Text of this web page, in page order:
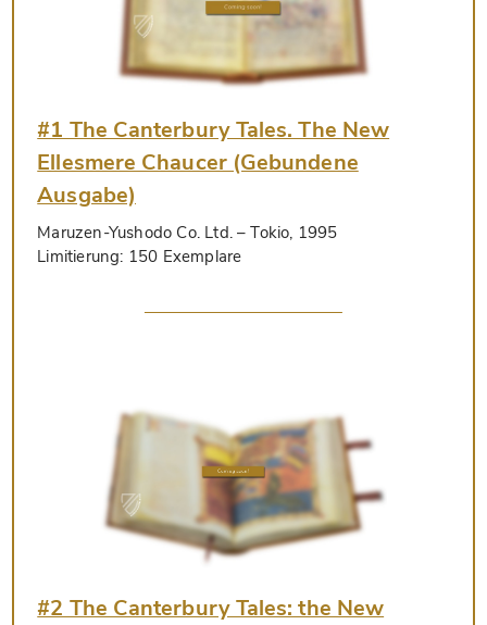
#1 The Canterbury Tales. The New
Ellesmere Chaucer (Gebundene
Ausgabe)
Maruzen-Yushodo Co. Ltd.– Tokio, 1995
Limitierung: 150 Exemplare
#2 The Canterbury Tales: the New